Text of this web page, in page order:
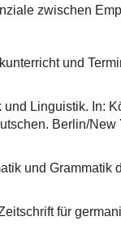
zwischen
und
Linguistik. In:
Berlin/
und
für